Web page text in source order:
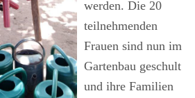
werden. Die 20
teilnehmenden
Frauen sind nun im
Gartenbau geschult
und ihre Familien